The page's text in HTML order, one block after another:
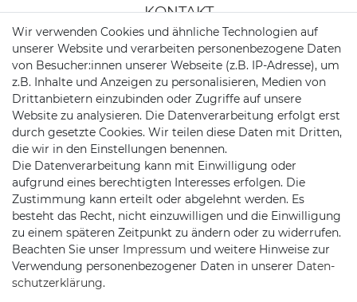
KONTAKT
Telefon:+49 176 24909451
Mail:mail@trollingtreff.de
Wir verwenden Cookies und ähnliche Technologien auf
unserer Website und verarbeiten personenbezogene Daten
von Besucher:innen unserer Webseite (z.B. IP-Adresse), um
z.B. Inhalte und Anzeigen zu personalisieren, Medien von
Drittanbietern einzubinden oder Zugriffe auf unsere
Website zu analysieren. Die Datenverarbeitung erfolgt erst
durch gesetzte Cookies. Wir teilen diese Daten mit Dritten,
die wir in den Einstellungen benennen.
Die Datenverarbeitung kann mit Einwilligung oder
aufgrund eines berechtigten Interesses erfolgen. Die
Zustimmung kann erteilt oder abgelehnt werden. Es
besteht das Recht, nicht einzuwilligen und die Einwilligung
zu einem späteren Zeitpunkt zu ändern oder zu widerrufen.
Beachten Sie unser Impressum und weitere Hinweise zur
Verwendung personenbezogener Daten in unserer Daten­
schutz­erklärung.